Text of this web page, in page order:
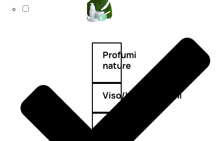
Profumi
nature
Viso/Labbra/Occhi